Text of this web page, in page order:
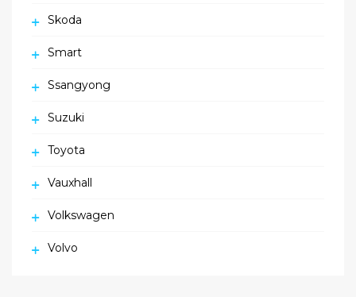
Skoda
Smart
Ssangyong
Suzuki
Toyota
Vauxhall
Volkswagen
Volvo